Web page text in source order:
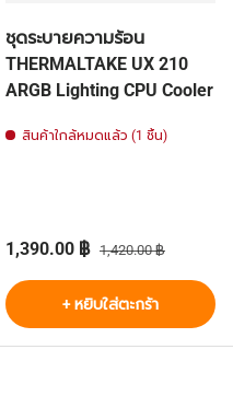
ชุดระบายความร้อน
THERMALTAKE UX 210
ARGB Lighting CPU Cooler
สินค้าใกล้หมดแล้ว (1 ชิ้น)
ราคาส่วนลด
1,390.00 ฿ ราคาปกติ
1,420.00 ฿
+ หยิบใส่ตะกร้า